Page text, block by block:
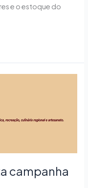
e o estoque do
campanha